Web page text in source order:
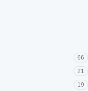
66
21
19